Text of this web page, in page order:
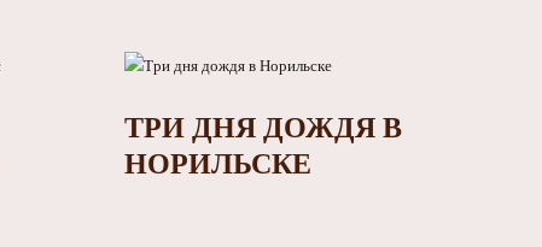
ТРИ ДНЯ ДОЖДЯ В
НОРИЛЬСКЕ